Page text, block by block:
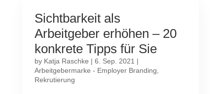
Sichtbarkeit als
Arbeitgeber erhöhen – 20
konkrete Tipps für Sie
by Katja Raschke | 6. Sep. 2021 |
Arbeitgebermarke - Employer Branding
Rekrutierung